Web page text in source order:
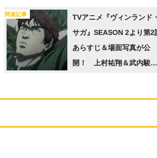
こなしで彼の正体を知る
関連記事
TVアニメ『ヴィンランド・
サガ』SEASON 2より第2
あらすじ＆場面写真が公
開！ 上村祐翔＆武内駿輔